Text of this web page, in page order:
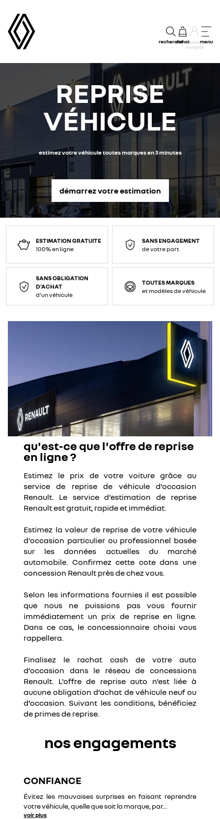
rechercheachatmon
compte
menu
REPRISE
VÉHICULE
estimez votre véhicule toutes marques en 3 minutes
démarrez votre estimation
ESTIMATION GRATUITE
100% en ligne
SANS ENGAGEMENT
de votre part
SANS OBLIGATION
D'ACHAT
d'un véhicule
TOUTES MARQUES
et modèles de véhicule
qu'est-ce que l'offre de reprise
en ligne ?
Estimez le prix de votre voiture grâce au
service de reprise de véhicule d’occasion
Renault. Le service d'estimation de reprise
Renault est gratuit, rapide et immédiat.​​
Estimez la valeur de reprise de votre véhicule
d'occasion particulier ou professionnel basée
sur les données actuelles du marché
automobile. Confirmez cette cote dans une
concession Renault près de chez vous.​
​Selon les informations fournies il est possible
que nous ne puissions pas vous fournir
immédiatement un prix de reprise en ligne.
Dans ce cas, le concessionnaire choisi vous
rappellera.​​
Finalisez le rachat cash de votre auto
d’occasion dans le réseau de concessions
Renault. L'offre de reprise auto n'est liée à
aucune obligation d’achat de véhicule neuf ou
d’occasion. Suivant les conditions, bénéficiez
de primes de reprise.
nos engagements
CONFIANCE
Évitez les mauvaises surprises en faisant reprendre
votre véhicule, quelle que soit la marque, par...
voir plus